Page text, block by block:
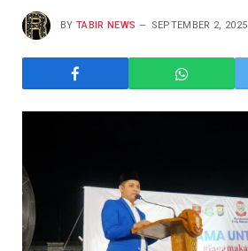
BY TABIR NEWS SEPTEMBER 2, 2025